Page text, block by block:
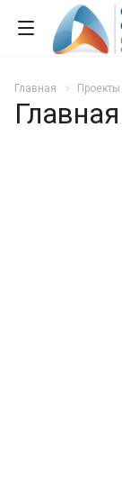
Главная Проекты
Главная